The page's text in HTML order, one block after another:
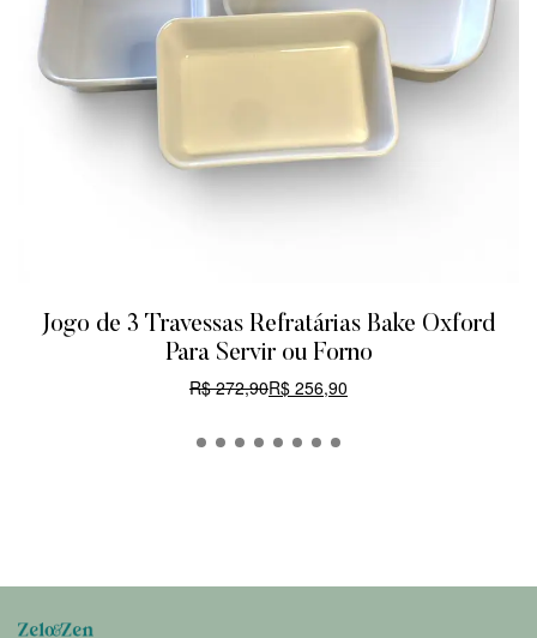
Jogo de 3 Travessas Refratárias Bake Oxford
Para Servir ou Forno
R$272,90R$ 256,90